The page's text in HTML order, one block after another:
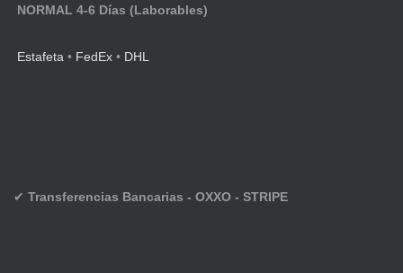
NORMAL 4-6 Días (Laborables)
Estafeta • FedEx • DHL
✔ Transferencias Bancarias - OXXO - STRIPE